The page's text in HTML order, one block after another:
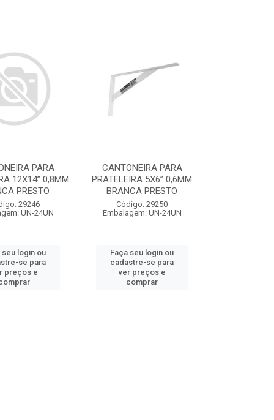
PARA
12X14” 0,8MM
PRESTO
29246
UN-24UN
seu login ou
se para
preços e
CANTONEIRA PARA
PRATELEIRA 5X6” 0,6MM
BRANCA PRESTO
Código: 29250
Embalagem: UN-24UN
Faça seu login ou
cadastre-se para
ver preços e
comprar